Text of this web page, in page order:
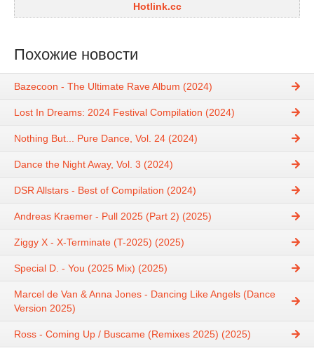
Hotlink.cc
Похожие новости
Bazecoon - The Ultimate Rave Album (2024)
Lost In Dreams: 2024 Festival Compilation (2024)
Nothing But... Pure Dance, Vol. 24 (2024)
Dance the Night Away, Vol. 3 (2024)
DSR Allstars - Best of Compilation (2024)
Andreas Kraemer - Pull 2025 (Part 2) (2025)
Ziggy X - X-Terminate (T-2025) (2025)
Special D. - You (2025 Mix) (2025)
Marcel de Van & Anna Jones - Dancing Like Angels (Dance
Version 2025)
Ross - Coming Up / Buscame (Remixes 2025) (2025)